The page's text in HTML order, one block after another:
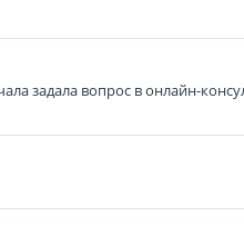
задала вопрос в онлайн-